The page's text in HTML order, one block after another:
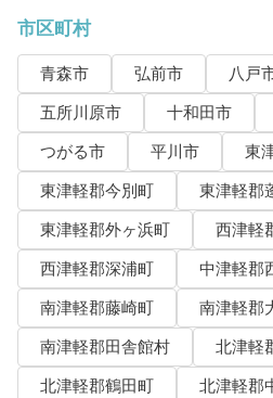
市区町村
青森市 弘前市 八戸
五所川原市
十和田市
つがる市
平川市
東
東津軽郡今別町
東津軽郡
東津軽郡外ヶ浜町
西津軽
西津軽郡深浦町
中津軽郡
南津軽郡藤崎町
南津軽郡
南津軽郡田舎館村
北津軽
北津軽郡鶴田町
北津軽郡